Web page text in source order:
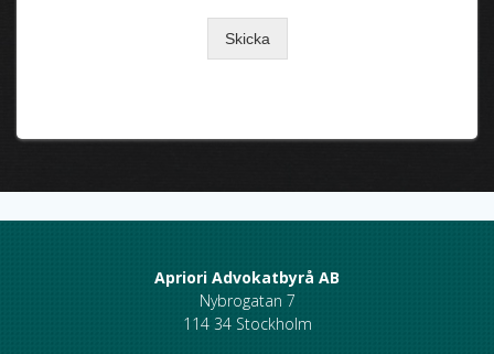
Skicka
Apriori Advokatbyrå AB
Nybrogatan 7
114 34 Stockholm